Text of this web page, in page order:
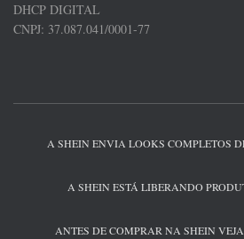
DHCP DIGITAL
CNPJ: 37.087.041/0001-77
A SHEIN ENVIA LOOKS COMPLETOS
A SHEIN ESTÁ LIBERANDO
ANTES DE COMPRAR NA SHEIN